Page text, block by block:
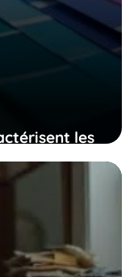
les
autonomie